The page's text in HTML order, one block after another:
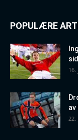
POPULÆRE
16.
22.